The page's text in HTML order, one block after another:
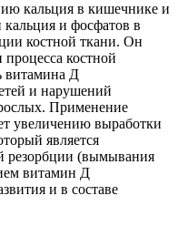
кальция в кишечнике и
и фосфатов в
костной ткани. Он
процесса костной
витамина Д
и нарушений
Применение
увеличению выработки
является
резорбции (вымывания
витамин Д
и в составе